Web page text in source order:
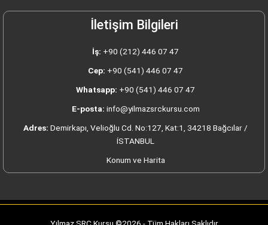
İletişim Bilgileri
İş: +90 (212) 446 07 47
Cep: +90 (541) 446 07 47
Whatsapp: +90 (541) 446 07 47
E-posta: info@yilmazsrckursu.com
Adres: Demirkapı, Velioğlu Cd. No:127, Kat:1, 34218 Bağcılar /
İSTANBUL
Konum ve Harita